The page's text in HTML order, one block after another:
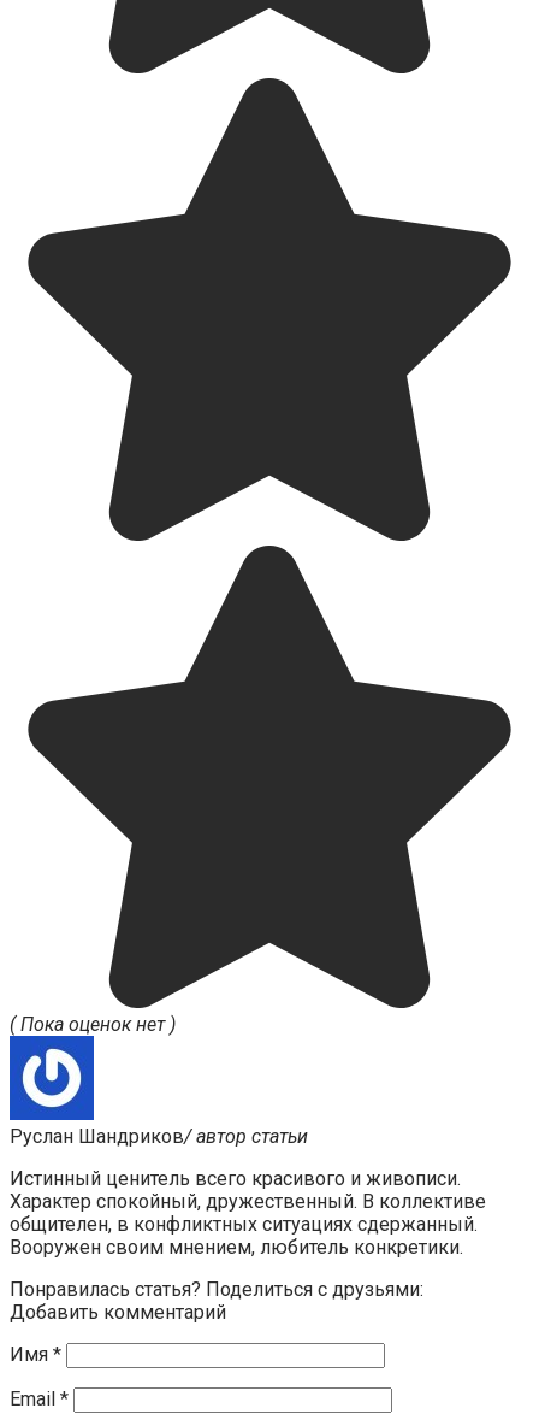
( Пока оценок нет )
Руслан Шандриков/ автор статьи
Истинный ценитель всего красивого и живописи.
Характер спокойный, дружественный. В коллективе
общителен, в конфликтных ситуациях сдержанный.
Вооружен своим мнением, любитель конкретики.
Понравилась статья? Поделиться с друзьями:
Добавить комментарий
Имя *
Email *